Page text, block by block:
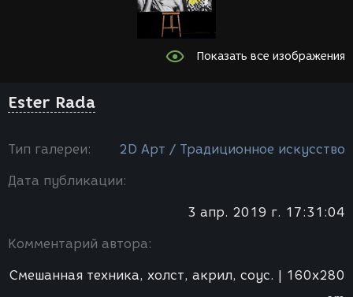
Показать все изображения
Ester Rada
Тип галереи: 2D Арт / Традиционное искусство
Дата публикации:
3 апр. 2019 г. 17:31:04
Комментарий автора:
Смешанная техника, холст, акрил, соус. | 160x280